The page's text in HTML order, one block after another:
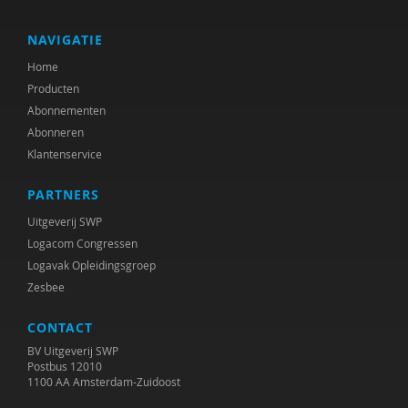
Nelleke Bakker
Ria Balm
Rob Bartels
Suzanne Batelaan
Marloes Beijer
Marjorie Beld
Inge Belderbos-Jansen
Joop Berding
Frank van den Berg
NAVIGATIE
Home
Producten
Abonnementen
Abonneren
Klantenservice
PARTNERS
Uitgeverij SWP
Logacom Congressen
Logavak Opleidingsgroep
Zesbee
CONTACT
BV Uitgeverij SWP
Postbus 12010
1100 AA Amsterdam-Zuidoost